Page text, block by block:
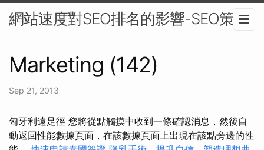
網站速度對SEO排名的影響-SEO策略
Marketing (142)
Sep 21, 2013
匈牙利遠足徑 您將從點觸摸中收到一條確認消息，然後自
動返回性能數據頁面，在該數據頁面上出現在該點旁邊的性